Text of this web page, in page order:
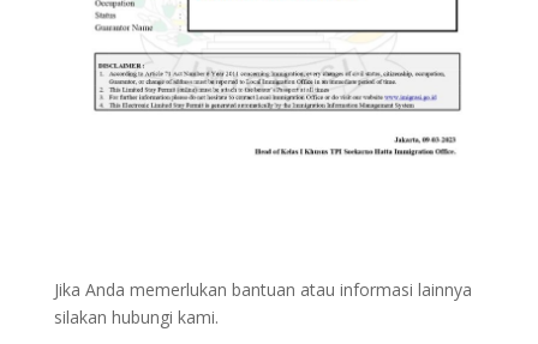
Jika Anda memerlukan bantuan atau informasi lainnya
silakan hubungi kami.